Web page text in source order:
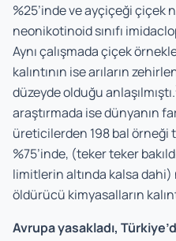
%25’inde ve ayçiçeği çiçek
neonikotinoid sınıfı
Aynı çalışmada çiçek
kalıntının ise arıların
düzeyde olduğu anlaşılmıştı.
araştırmada ise dünyanın
üreticilerden 198 bal örneği
%75’inde, (teker teker
limitlerin altında kalsa dahi)
öldürücü kimyasalların
Avrupa yasakladı,